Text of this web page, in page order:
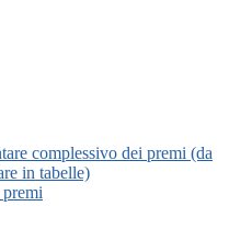
complessivo dei premi (da
in tabelle)